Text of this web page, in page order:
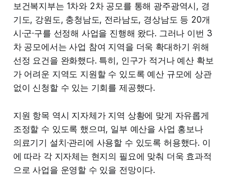
보건복지부는 1차와 2차 공모를 통해 광주광역시, 경
기도, 강원도, 충청남도, 전라남도, 경상남도 등 20개
시·군·구를 선정해 사업을 진행해 왔다. 그러나 이번 3
차 공모에서는 사업 참여 지역을 더욱 확대하기 위해
선정 요건을 완화했다. 특히, 인구가 적거나 예산 확보
가 어려운 지역도 지원할 수 있도록 예산 규모에 상관
없이 신청할 수 있는 기회를 제공했다.
지원 항목 역시 지자체가 지역 상황에 맞게 자유롭게
조정할 수 있도록 했으며, 일부 예산을 사업 홍보나
의료기기 설치·관리에 사용할 수 있도록 허용했다. 이
에 따라 각 지자체는 현지의 필요에 맞춰 더욱 효과적
으로 사업을 운영할 수 있을 전망이다.